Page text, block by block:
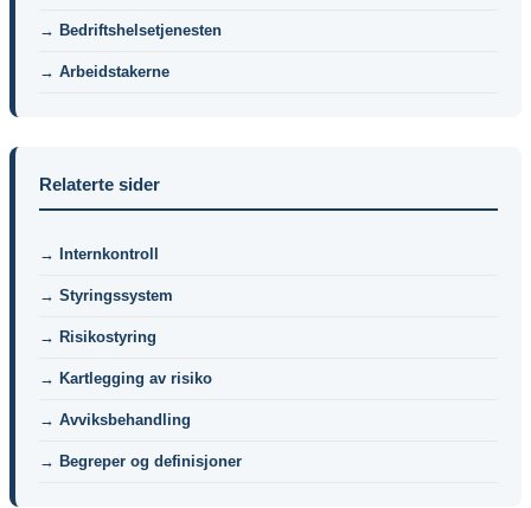
→ Bedriftshelsetjenesten
→ Arbeidstakerne
Relaterte sider
→ Internkontroll
→ Styringssystem
→ Risikostyring
→ Kartlegging av risiko
→ Avviksbehandling
→ Begreper og definisjoner